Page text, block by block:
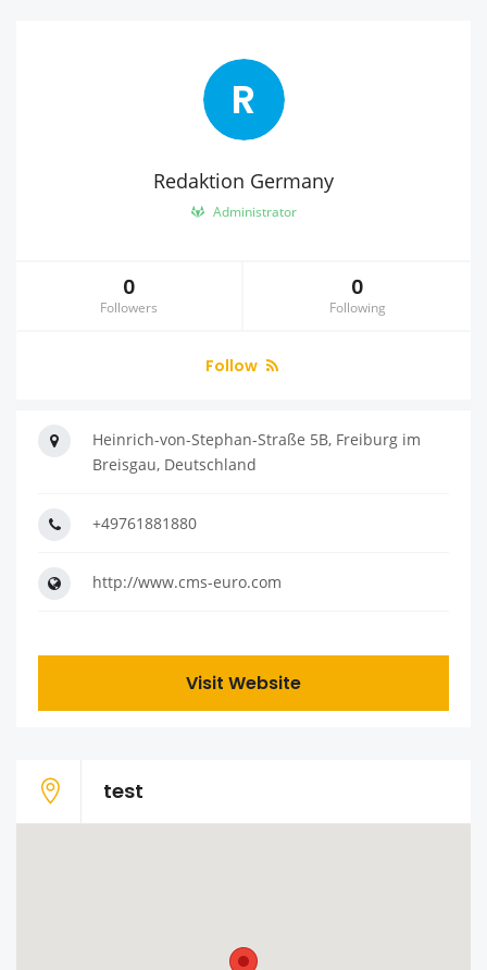
R
Redaktion Germany
Administrator
0
Followers
0
Following
Follow
Heinrich-von-Stephan-Straße 5B, Freiburg im
Breisgau, Deutschland
+49761881880
http://www.cms-euro.com
Visit Website
test